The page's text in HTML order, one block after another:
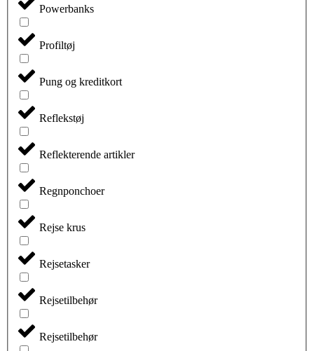
Powerbanks
Profiltøj
Pung og kreditkort
Reflekstøj
Reflekterende artikler
Regnponchoer
Rejse krus
Rejsetasker
Rejsetilbehør
Rejsetilbehør